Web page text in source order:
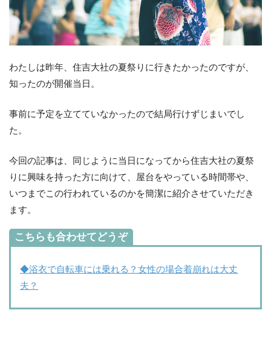
わたしは昨年、住吉大社の夏祭りに行きたかったのですが、
知ったのが開催当日。
事前に予定を立てていなかったので結局行けずじまいでし
た。
今回の記事は、同じように当日になってから住吉大社の夏祭
りに興味を持った方に向けて、屋台をやっている時間帯や、
いつまでこの行われているのかを簡潔に紹介させていただき
ます。
こちらも合わせてどうぞ
◆浴衣で自転車には乗れる？女性の場合着崩れは大丈
夫？